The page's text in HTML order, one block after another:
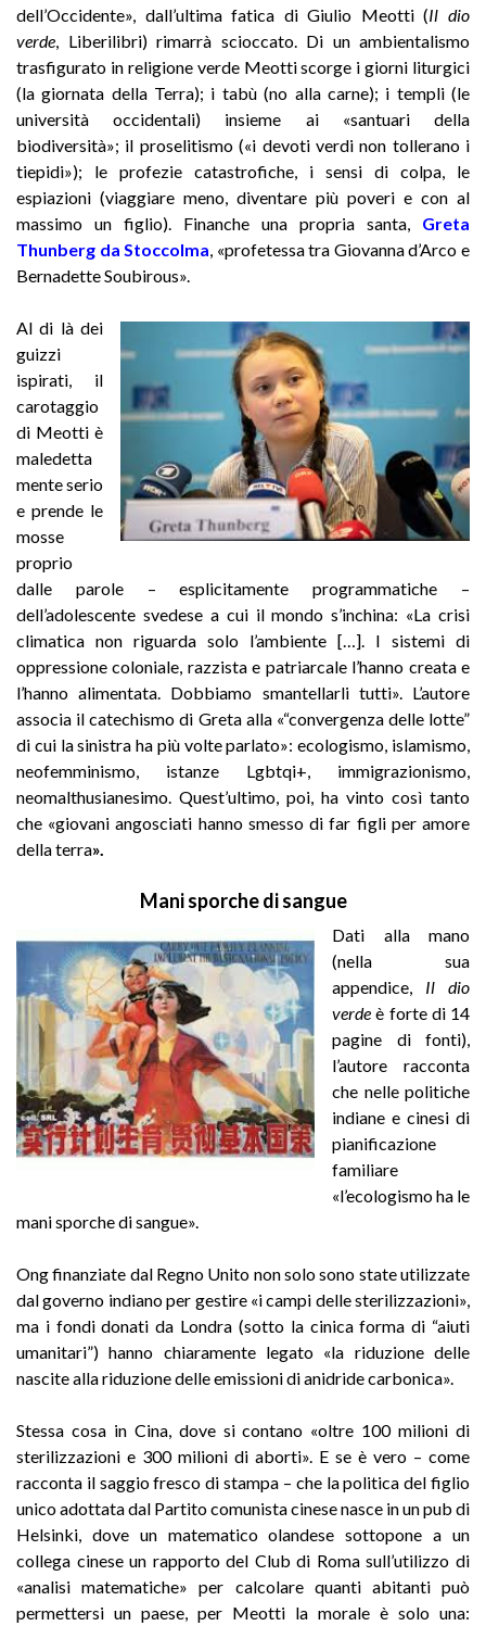
dell’Occidente», dall’ultima fatica di Giulio Meotti (Il dio
verde , Liberilibri) rimarrà scioccato. Di un ambientalismo
trasfigurato in religione verde Meotti scorge i giorni liturgici
(la giornata della Terra); i tabù (no alla carne); i templi (le
università occidentali) insieme ai «santuari della
biodiversità»; il proselitismo («i devoti verdi non tollerano i
tiepidi»); le profezie catastrofiche, i sensi di colpa, le
espiazioni (viaggiare meno, diventare più poveri e con al
massimo un figlio). Finanche una propria santa,
Greta
Thunberg da Stoccolma «profetessa tra Giovanna d’Arco e
Bernadette Soubirous».
Al di là dei
guizzi
ispirati, il
carotaggio
di Meotti è
maledetta
mente serio
e prende le
mosse
proprio
dalle parole – esplicitamente programmatiche –
dell’adolescente svedese a cui il mondo s’inchina: «La crisi
climatica non riguarda solo l’ambiente […]. I sistemi di
oppressione coloniale, razzista e patriarcale l’hanno creata e
l’hanno alimentata. Dobbiamo smantellarli tutti». L’autore
associa il catechismo di Greta alla «“convergenza delle lotte”
di cui la sinistra ha più volte parlato»: ecologismo, islamismo,
neofemminismo, istanze Lgbtqi+, immigrazionismo,
neomalthusianesimo. Quest’ultimo, poi, ha vinto così tanto
che «giovani angosciati hanno smesso di far figli per amore
della terra».
Mani sporche di sangue
Dati alla mano
(nella sua
appendice, Il dio
verde è forte di 14
pagine di fonti),
l’autore racconta
che nelle politiche
indiane e cinesi di
pianificazione
familiare
«l’ecologismo ha le
mani sporche di sangue».
Ong finanziate dal Regno Unito non solo sono state utilizzate
dal governo indiano per gestire «i campi delle sterilizzazioni»,
ma i fondi donati da Londra (sotto la cinica forma di “aiuti
umanitari”) hanno chiaramente legato «la riduzione delle
nascite alla riduzione delle emissioni di anidride carbonica».
Stessa cosa in Cina, dove si contano «oltre 100 milioni di
sterilizzazioni e 300 milioni di aborti». E se è vero – come
racconta il saggio fresco di stampa – che la politica del figlio
unico adottata dal Partito comunista cinese nasce in un pub di
Helsinki, dove un matematico olandese sottopone a un
collega cinese un rapporto del Club di Roma sull’utilizzo di
«analisi matematiche» per calcolare quanti abitanti può
permettersi un paese, per Meotti la morale è solo una: